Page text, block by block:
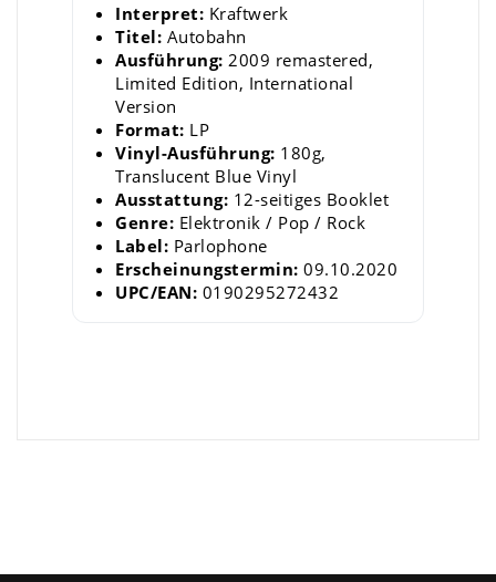
Interpret: Kraftwerk
Titel: Autobahn
Ausführung: 2009 remastered,
Limited Edition, International
Version
Format: LP
Vinyl-Ausführung: 180g,
Translucent Blue Vinyl
Ausstattung: 12-seitiges Booklet
Genre: Elektronik / Pop / Rock
Label: Parlophone
Erscheinungstermin: 09.10.2020
UPC/EAN: 0190295272432